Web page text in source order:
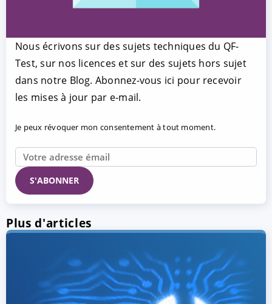
Nous écrivons sur des sujets techniques du QF-
Test, sur nos licences et sur des sujets hors sujet
dans notre Blog. Abonnez-vous ici pour recevoir
les mises à jour par e-mail.
Je peux révoquer mon consentement à tout moment.
Plus d'articles